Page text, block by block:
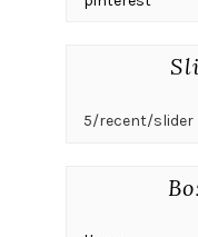
5/recent/slider